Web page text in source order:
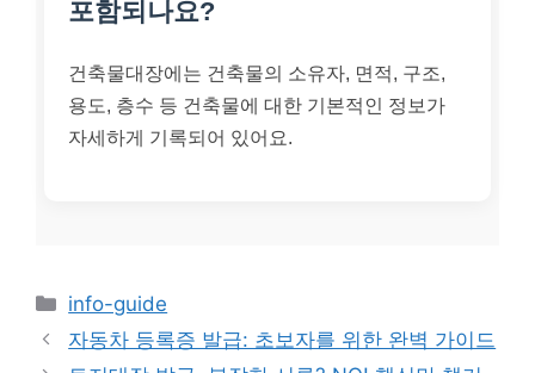
포함되나요?
건축물대장에는 건축물의 소유자, 면적, 구조,
용도, 층수 등 건축물에 대한 기본적인 정보가
자세하게 기록되어 있어요.
카
테
고
info-guide
자동차 등록증 발급: 초보자를 위한 완벽 가이드